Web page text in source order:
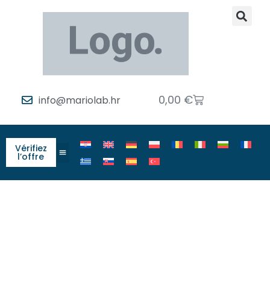
info@mariolab.hr 0,00 €
Vérifiez
l’offre